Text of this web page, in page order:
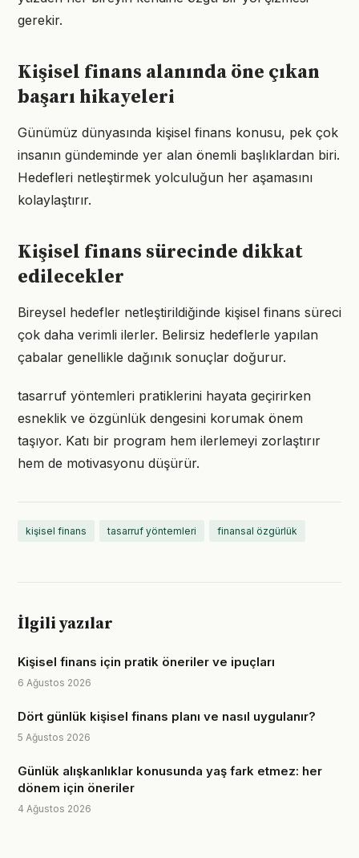
gerekir.
Kişisel finans alanında öne çıkan
başarı hikayeleri
Günümüz dünyasında kişisel finans konusu, pek çok
insanın gündeminde yer alan önemli başlıklardan biri.
Hedefleri netleştirmek yolculuğun her aşamasını
kolaylaştırır.
Kişisel finans sürecinde dikkat
edilecekler
Bireysel hedefler netleştirildiğinde kişisel finans süreci
çok daha verimli ilerler. Belirsiz hedeflerle yapılan
çabalar genellikle dağınık sonuçlar doğurur.
tasarruf yöntemleri pratiklerini hayata geçirirken
esneklik ve özgünlük dengesini korumak önem
taşıyor. Katı bir program hem ilerlemeyi zorlaştırır
hem de motivasyonu düşürür.
kişisel finans tasarruf yöntemleri finansal özgürlük
İlgili yazılar
Kişisel finans için pratik öneriler ve ipuçları
6 Ağustos 2026
Dört günlük kişisel finans planı ve nasıl uygulanır?
5 Ağustos 2026
Günlük alışkanlıklar konusunda yaş fark etmez: her
dönem için öneriler
4 Ağustos 2026